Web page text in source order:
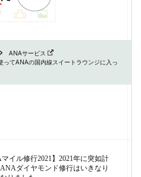
ANAサービス
ってANAの国内線スイートラウンジに入っ
マイル修行2021】2021年に突如計
ダイヤモンド修行はいきなり